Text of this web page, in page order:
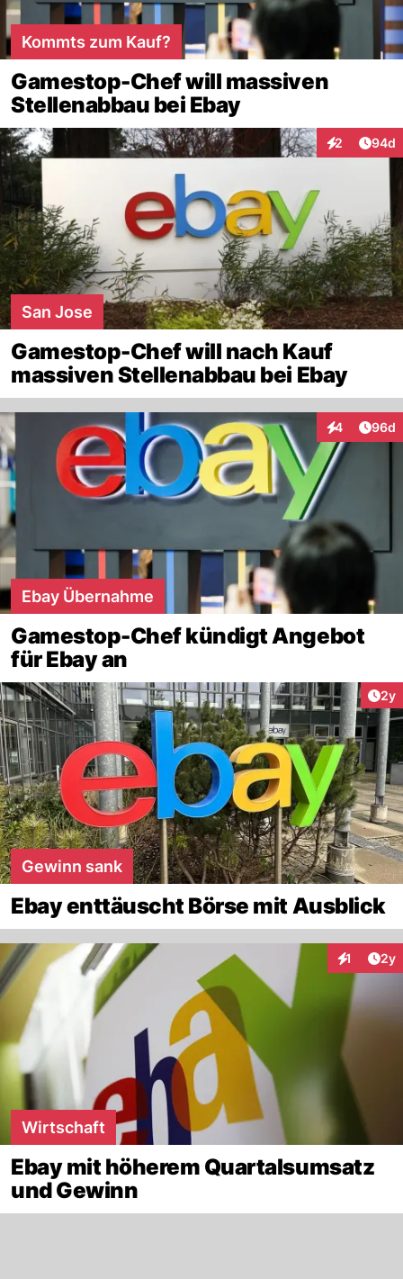
Kommts zum Kauf?
Gamestop-Chef will massiven
Stellenabbau bei Ebay
2
Interaktionen
94d
San Jose
Gamestop-Chef will nach Kauf
massiven Stellenabbau bei Ebay
4
Interaktionen
96d
Ebay Übernahme
Gamestop-Chef kündigt Angebot
für Ebay an
2y
Gewinn sank
Ebay enttäuscht Börse mit Ausblick
1 2y
Wirtschaft
Ebay mit höherem Quartalsumsatz
und Gewinn